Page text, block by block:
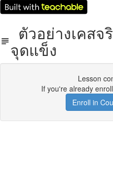
ตัวอย่างเคส
จุดแข็ง
Lesson
If you're already
Enroll in